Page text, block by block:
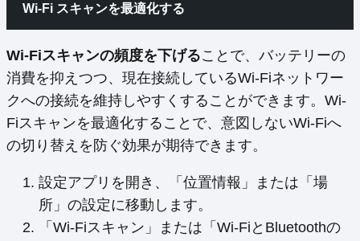
Wi-Fi スキャンを最適化する
Wi-Fiスキャンの頻度を下げることで、バッテリーの
消費を抑えつつ、現在接続しているWi-Fiネットワー
クへの接続を維持しやすくすることができます。Wi-
Fiスキャンを最適化することで、意図しないWi-Fiへ
の切り替えを防ぐ効果が期待できます。
設定アプリを開き、「位置情報」または「場
所」の設定に移動します。
「Wi-Fiスキャン」または「Wi-FiとBluetoothの